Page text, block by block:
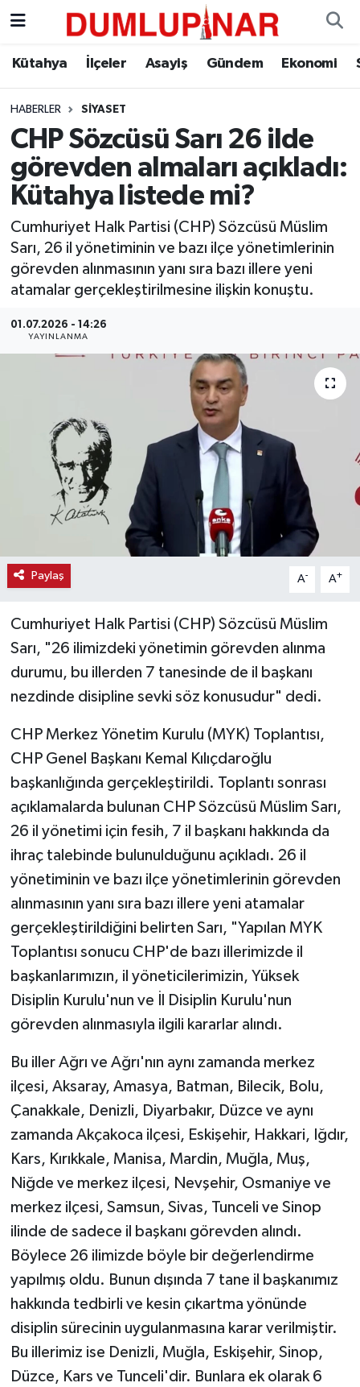
Kütahya İlçeler Asayiş Gündem Ekonomi
HABERLER SIYASET
CHP Sözcüsü Sarı 26 ilde
görevden almaları açıkladı:
Kütahya listede mi?
Cumhuriyet Halk Partisi (CHP) Sözcüsü Müslim
Sarı, 26 il yönetiminin ve bazı ilçe yönetimlerinin
görevden alınmasının yanı sıra bazı illere yeni
atamalar gerçekleştirilmesine ilişkin konuştu.
01.07.2026 - 14:26
YAYINLANMA
Paylaş A- A+
Cumhuriyet Halk Partisi (CHP) Sözcüsü Müslim
Sarı, "26 ilimizdeki yönetimin görevden alınma
durumu, bu illerden 7 tanesinde de il başkanı
nezdinde disipline sevki söz konusudur" dedi.
CHP Merkez Yönetim Kurulu (MYK) Toplantısı,
CHP Genel Başkanı Kemal Kılıçdaroğlu
başkanlığında gerçekleştirildi. Toplantı sonrası
açıklamalarda bulunan CHP Sözcüsü Müslim Sarı,
26 il yönetimi için fesih, 7 il başkanı hakkında da
ihraç talebinde bulunulduğunu açıkladı. 26 il
yönetiminin ve bazı ilçe yönetimlerinin görevden
alınmasının yanı sıra bazı illere yeni atamalar
gerçekleştirildiğini belirten Sarı, "Yapılan MYK
Toplantısı sonucu CHP'de bazı illerimizde il
başkanlarımızın, il yöneticilerimizin, Yüksek
Disiplin Kurulu'nun ve İl Disiplin Kurulu'nun
görevden alınmasıyla ilgili kararlar alındı.
Bu iller Ağrı ve Ağrı'nın aynı zamanda merkez
ilçesi, Aksaray, Amasya, Batman, Bilecik, Bolu,
Çanakkale, Denizli, Diyarbakır, Düzce ve aynı
zamanda Akçakoca ilçesi, Eskişehir, Hakkari, Iğdır,
Kars, Kırıkkale, Manisa, Mardin, Muğla, Muş,
Niğde ve merkez ilçesi, Nevşehir, Osmaniye ve
merkez ilçesi, Samsun, Sivas, Tunceli ve Sinop
ilinde de sadece il başkanı görevden alındı.
Böylece 26 ilimizde böyle bir değerlendirme
yapılmış oldu. Bunun dışında 7 tane il başkanımız
hakkında tedbirli ve kesin çıkartma yönünde
disiplin sürecinin uygulanmasına karar verilmiştir.
Bu illerimiz ise Denizli, Muğla, Eskişehir, Sinop,
Düzce, Kars ve Tunceli'dir. Bunlara ek olarak 6
Asayiş
Diğer
Dünya
Eğitim
Ekonomi
Eleman
Haber İlanlar
Kültür-Sanat
Magazin
Resmi İlanlar
Seri İlan
Siyaset
Teknoloji
Vasıta
Vefat Haberleri
Yaşam
Kütahya Hava Durumu
Kütahya Trafik Yoğunluk Haritası
Süper Lig Puan Durumu ve Fikstür
Tüm Manşetler
Son Dakika Haberleri
Haber Arşivi